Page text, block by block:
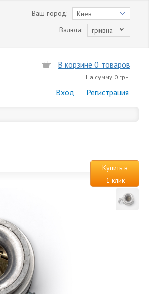
Киев
Ваш город:
гривна
Валюта:
В корзине 0 товаров
На сумму 0 грн.
Вход Регистрация
Купить в
1 клик